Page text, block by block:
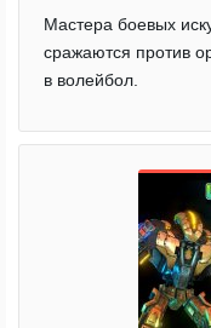
Мастера боевых
сражаются против
в волейбол.